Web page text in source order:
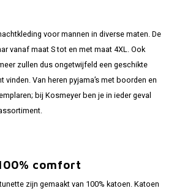
voor mannen in diverse maten. De
vanaf maat S tot en met maat 4XL. Ook
zullen dus ongetwijfeld een geschikte
Van heren pyjama’s met boorden en
bij Kosmeyer ben je in ieder geval
comfort
zijn gemaakt van 100% katoen. Katoen